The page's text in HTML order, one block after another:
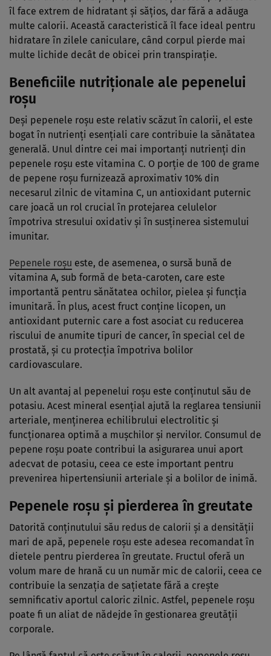
îl face extrem de hidratant și sățios, dar fără a adăuga
multe calorii. Această caracteristică îl face ideal pentru
hidratare în zilele caniculare, când corpul pierde mai
multe lichide decât de obicei prin transpirație.
Beneficiile nutriționale ale pepenelui
roșu
Deși pepenele roșu este relativ scăzut în calorii, el este
bogat în nutrienți esențiali care contribuie la sănătatea
generală. Unul dintre cei mai importanți nutrienți din
pepenele roșu este vitamina C. O porție de 100 de grame
de pepene roșu furnizează aproximativ 10% din
necesarul zilnic de vitamina C, un antioxidant puternic
care joacă un rol crucial în protejarea celulelor
împotriva stresului oxidativ și în susținerea sistemului
imunitar.
Pepenele roșu este, de asemenea, o sursă bună de
vitamina A, sub formă de beta-caroten, care este
importantă pentru sănătatea ochilor, pielea și funcția
imunitară. În plus, acest fruct conține licopen, un
antioxidant puternic care a fost asociat cu reducerea
riscului de anumite tipuri de cancer, în special cel de
prostată, și cu protecția împotriva bolilor
cardiovasculare.
Un alt avantaj al pepenelui roșu este conținutul său de
potasiu. Acest mineral esențial ajută la reglarea tensiunii
arteriale, menținerea echilibrului electrolitic și
funcționarea optimă a mușchilor și nervilor. Consumul de
pepene roșu poate contribui la asigurarea unui aport
adecvat de potasiu, ceea ce este important pentru
prevenirea hipertensiunii arteriale și a bolilor de inimă.
Pepenele roșu și pierderea în greutate
Datorită conținutului său redus de calorii și a densității
mari de apă, pepenele roșu este adesea recomandat în
dietele pentru pierderea în greutate. Fructul oferă un
volum mare de hrană cu un număr mic de calorii, ceea ce
contribuie la senzația de sațietate fără a crește
semnificativ aportul caloric zilnic. Astfel, pepenele roșu
poate fi un aliat de nădejde în gestionarea greutății
corporale.